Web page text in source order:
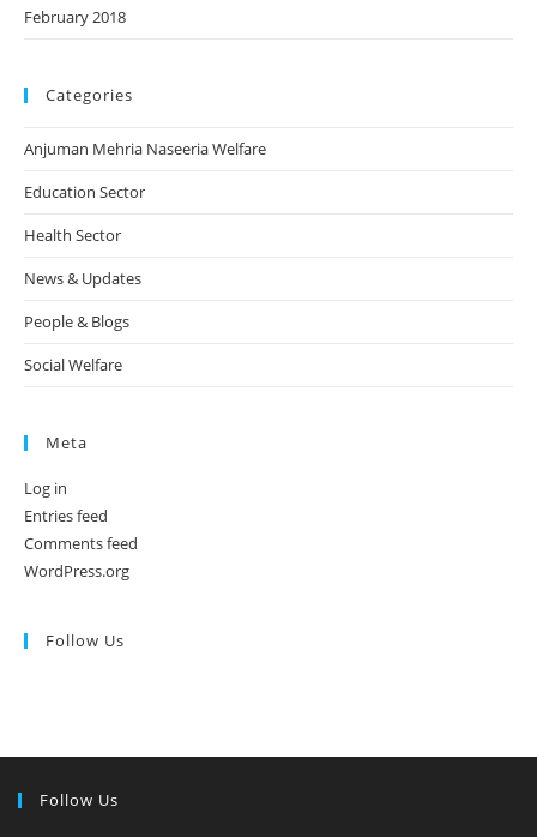
February 2018
Categories
Anjuman Mehria Naseeria Welfare
Education Sector
Health Sector
News & Updates
People & Blogs
Social Welfare
Meta
Log in
Entries feed
Comments feed
WordPress.org
Follow Us
Follow Us